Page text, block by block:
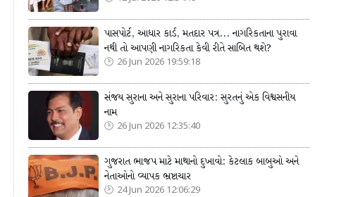
પાસપોર્ટ, આધાર કાર્ડ, મતદાર પત્ર... નાગરિકતાના પુરાવા
નથી તો આપણી નાગરિકતા કેવી રીતે સાબિત થશે?
26 Jun 2026 19:59:18
સંજય સુરાના અને સુરાના પરિવાર: સુરતનું એક વિશ્વસનીય
નામ
26 Jun 2026 12:35:40
ગુજરાત ભાજપ માટે માથાનો દુખાવો: કેટલાક બાબુઓ અને
નેતાઓનો વ્યાપક ભ્રષ્ટાચાર
24 Jun 2026 12:06:29